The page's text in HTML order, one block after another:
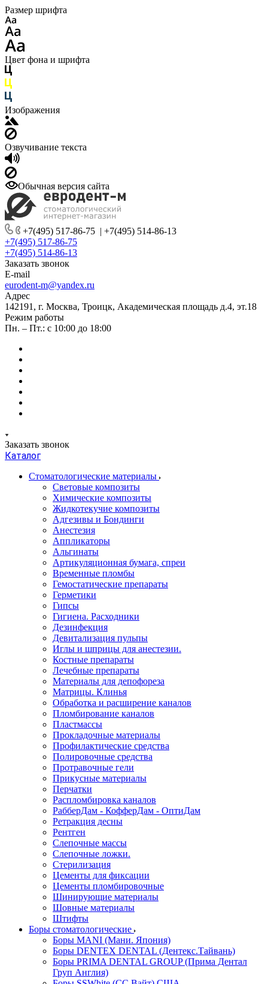
Размер шрифта
Цвет фона и шрифта
Изображения
Озвучивание текста
Обычная версия сайта
+7(495) 517-86-75 | +7(495) 514-86-13
+7(495) 517-86-75
+7(495) 514-86-13
Заказать звонок
E-mail
eurodent-m@yandex.ru
Адрес
142191, г. Москва, Троицк, Академическая площадь д.4, эт.18
Режим работы
Пн. – Пт.: с 10:00 до 18:00
Заказать звонок
Каталог
Стоматологические материалы
Световые композиты
Химические композиты
Жидкотекучие композиты
Адгезивы и Бондинги
Анестезия
Аппликаторы
Альгинаты
Артикуляционная бумага, спреи
Временные пломбы
Гемостатические препараты
Герметики
Гипсы
Гигиена. Расходники
Дезинфекция
Девитализация пульпы
Иглы и шприцы для анестезии.
Костные препараты
Лечебные препараты
Материалы для депофореза
Матрицы. Клинья
Обработка и расширение каналов
Пломбирование каналов
Пластмассы
Прокладочные материалы
Профилактические средства
Полировочные средства
Протравочные гели
Прикусные материалы
Перчатки
Распломбировка каналов
РабберДам - КофферДам - ОптиДам
Ретракция десны
Рентген
Слепочные массы
Слепочные ложки.
Стерилизация
Цементы для фиксации
Цементы пломбировочные
Шинирующие материалы
Шовные материалы
Штифты
Боры стоматологические
Боры MANI (Мани. Япония)
Боры DENTEX DENTAL (Дентекс.Тайвань)
Боры PRIMA DENTAL GROUP (Прима Дентал
Груп Англия)